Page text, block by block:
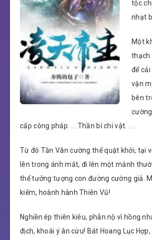
tộc
nhạt
Một
thạch
để cải
vận
bên
cấp công pháp. . . Thần bí chi vật. . .
Từ đó Tần Vân cường thế quật khởi, tại
lên trong ánh mắt, đi lên một mảnh
thể tưởng tượng con đường cường giả.
kiếm, hoành hành Thiên Vũ!
Nghiền ép thiên kiêu, phẫn nộ vì hồng
địch, khoái ý ân cừu! Bát Hoang Lục